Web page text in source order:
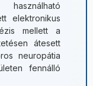
elektronikus
mellett a
átesett
neuropátia
fennálló